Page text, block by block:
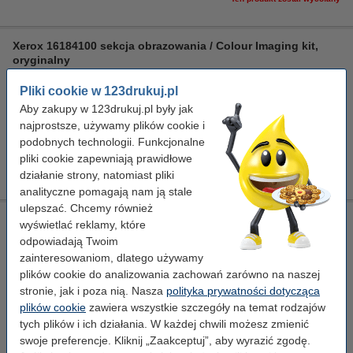
Pliki cookie w 123drukuj.pl
Aby zakupy w 123drukuj.pl były jak
najprostsze, używamy plików cookie i
podobnych technologii. Funkcjonalne
pliki cookie zapewniają prawidłowe
działanie strony, natomiast pliki
analityczne pomagają nam ją stale
ulepszać. Chcemy również
wyświetlać reklamy, które
odpowiadają Twoim
zainteresowaniom, dlatego używamy
plików cookie do analizowania zachowań zarówno na naszej
stronie, jak i poza nią. Nasza polityka prywatności dotycząca
plików cookie zawiera wszystkie szczegóły na temat rodzajów
tych plików i ich działania. W każdej chwili możesz zmienić
swoje preferencje. Kliknij „Zaakceptuj”, aby wyrazić zgodę.
Xerox 16184100 sekcja obrazowania / Colour Imaging kit,
oryginalny
Kliknij i sprawdź całą specyfikacje
Dostawa: 2-3 dni robocze
999,00 zł Zamawiam
Xerox 16184200 pas przenoszenia / transfer belt, oryginalny
- ± 80.000 stron
Kliknij i sprawdź całą specyfikacje
Dostawa: 2-3 dni robocze
209,00 zł Zamawiam